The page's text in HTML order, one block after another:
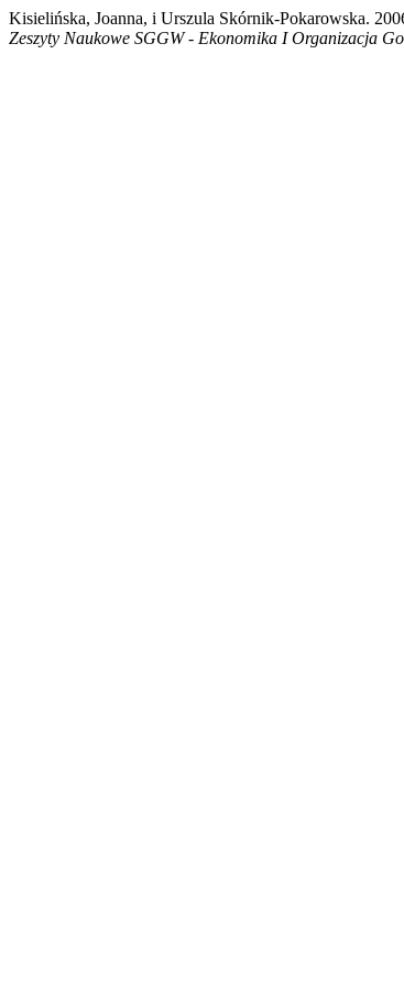
Kisielińska, Joanna, i Urszula Skórnik-Pokarowska.
Zeszyty Naukowe SGGW - Ekonomika I Organizacja